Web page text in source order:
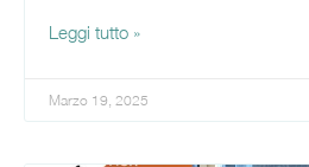
Leggi tutto »
Marzo 19, 2025